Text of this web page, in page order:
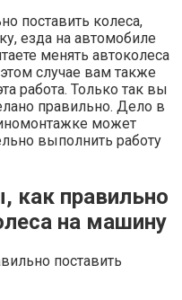
поставить колеса,
езда на автомобиле
менять автоколеса
случае вам также
работа. Только так вы
правильно. Дело в
может
выполнить работу
как правильно
на машину